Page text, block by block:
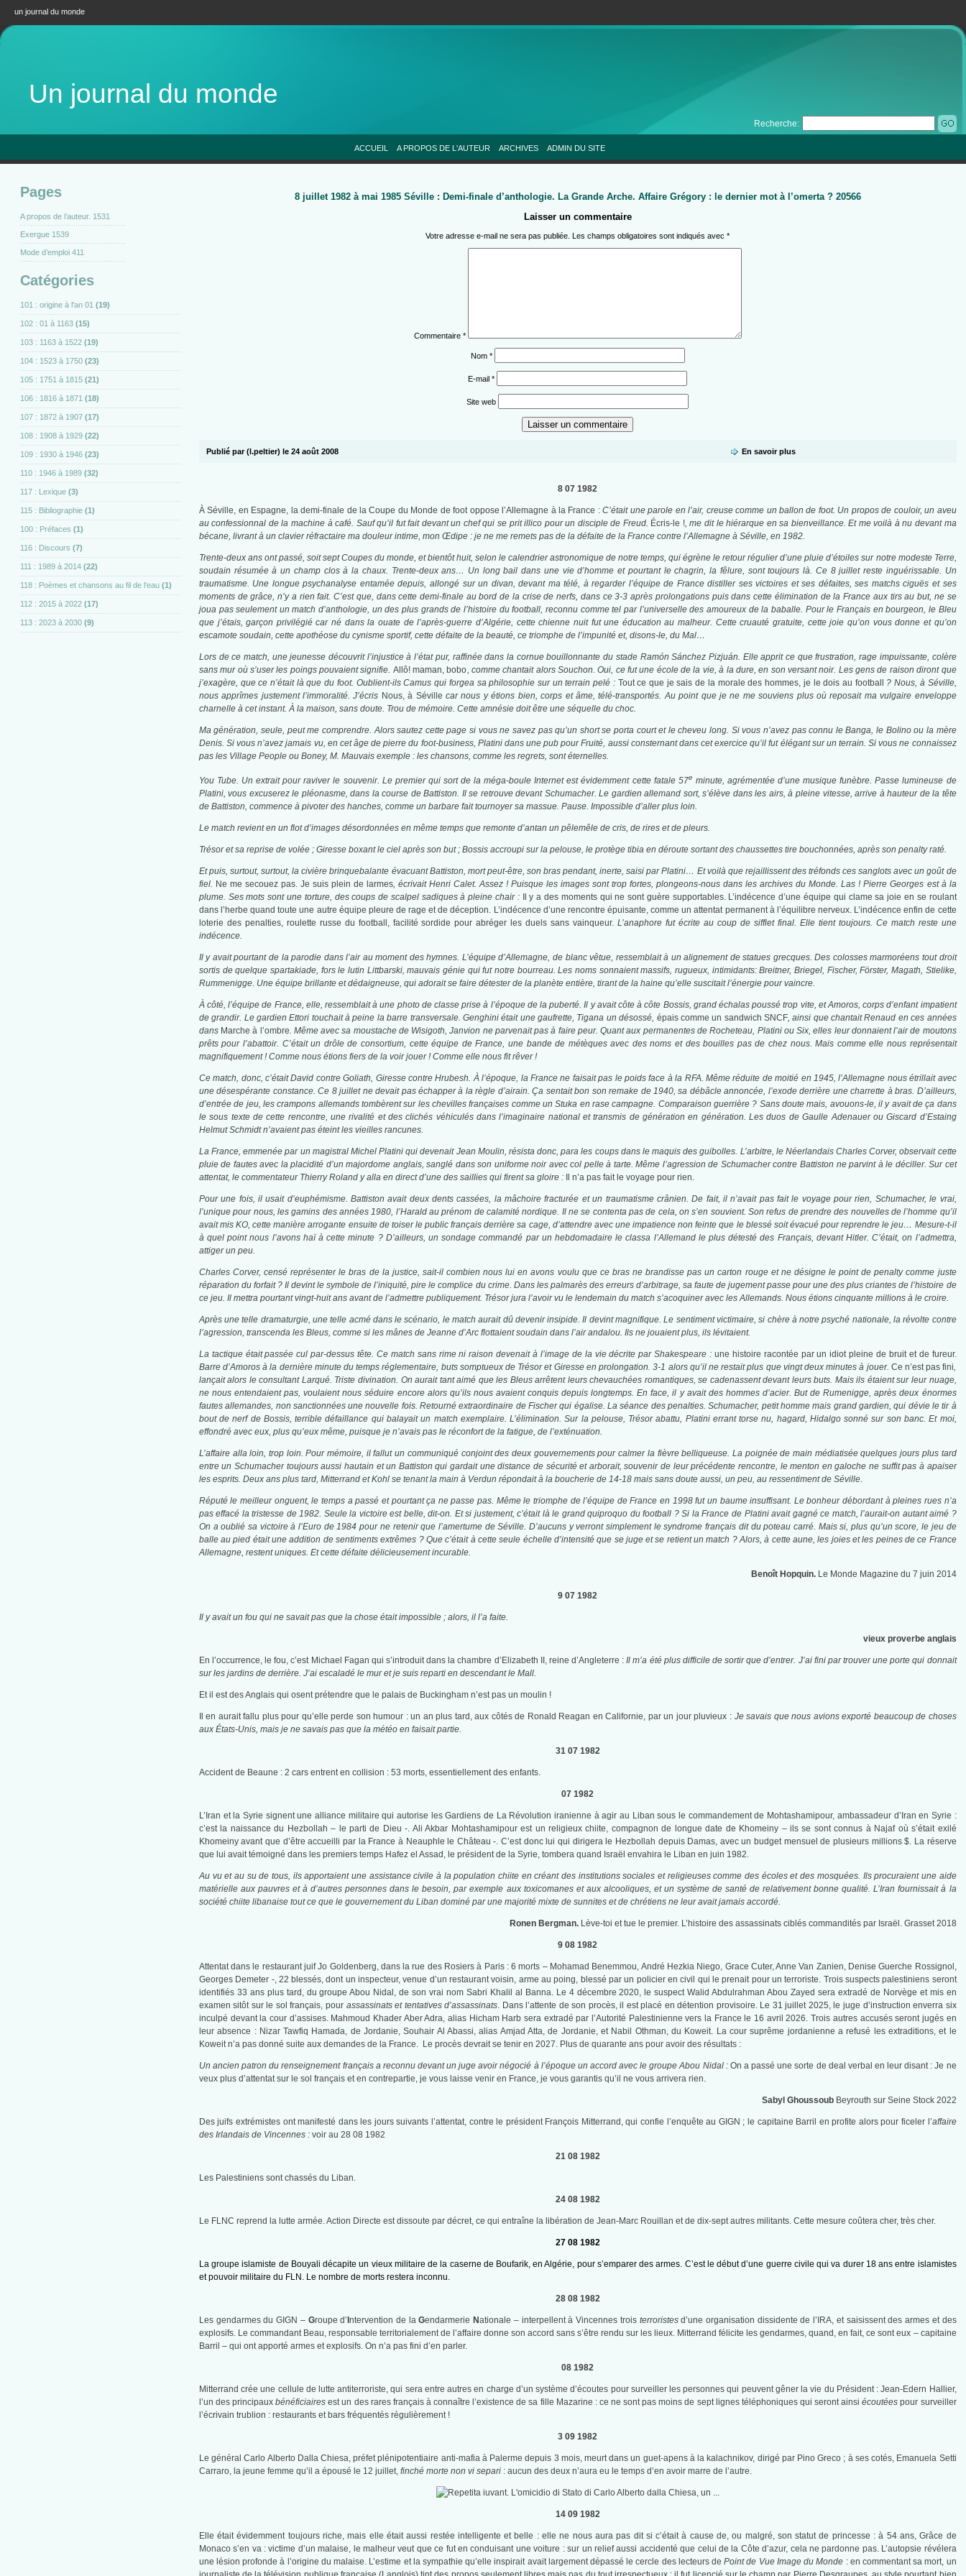
un journal du monde
Un journal du monde
Recherche:
ACCUEIL A PROPOS DE L'AUTEUR ARCHIVES ADMIN DU SITE
Pages
A propos de l’auteur. 1531
Exergue 1539
Mode d’emploi 411
Catégories
101 : origine à l'an 01 (19)
102 : 01 à 1163 (15)
103 : 1163 à 1522 (19)
104 : 1523 à 1750 (23)
105 : 1751 à 1815 (21)
106 : 1816 à 1871 (18)
107 : 1872 à 1907 (17)
108 : 1908 à 1929 (22)
109 : 1930 à 1946 (23)
110 : 1946 à 1989 (32)
117 : Lexique (3)
115 : Bibliographie (1)
100 : Préfaces (1)
116 : Discours (7)
111 : 1989 à 2014 (22)
118 : Poèmes et chansons au fil de l'eau (1)
112 : 2015 à 2022 (17)
113 : 2023 à 2030 (9)
8 juillet 1982 à mai 1985 Séville : Demi-finale d’anthologie. La Grande Arche. Affaire Grégory : le dernier mot à l’omerta ? 20566
Laisser un commentaire
Votre adresse e-mail ne sera pas publiée. Les champs obligatoires sont indiqués avec*
Commentaire *
Nom *
E-mail*
Site web
Publié par (l.peltier) le 24 août 2008 En savoir plus
8 07 1982
À Séville, en Espagne, la demi-finale de la Coupe du Monde de foot oppose l’Allemagne à la France :C’était une parole en l’air, creuse comme un ballon de foot. Un propos de couloir, un aveu
au confessionnal de la machine à café. Sauf qu’il fut fait devant un chef qui se prit illico pour un disciple de Freud. Écris-le !, me dit le hiérarque en sa bienveillance. Et me voilà à nu devant ma
bécane, livrant à un clavier réfractaire ma douleur intime, mon Œdipe : je ne me remets pas de la défaite de la France contre l’Allemagne à Séville, en 1982.
Trente-deux ans ont passé, soit sept Coupes du monde, et bientôt huit, selon le calendrier astronomique de notre temps, qui égrène le retour régulier d’une pluie d’étoiles sur notre modeste Terre,
soudain résumée à un champ clos à la chaux. Trente-deux ans… Un long bail dans une vie d’homme et pourtant le chagrin, la fêlure, sont toujours là. Ce 8 juillet reste inguérissable. Un
traumatisme. Une longue psychanalyse entamée depuis, allongé sur un divan, devant ma télé, à regarder l’équipe de France distiller ses victoires et ses défaites, ses matchs ciguës et ses
moments de grâce, n’y a rien fait. C’est que, dans cette demi-finale au bord de la crise de nerfs, dans ce 3-3 après prolongations puis dans cette élimination de la France aux tirs au but, ne se
joua pas seulement un match d’anthologie, un des plus grands de l’histoire du football, reconnu comme tel par l’universelle des amoureux de la baballe. Pour le Français en bourgeon, le Bleu
que j’étais, garçon privilégié car né dans la ouate de l’après-guerre d’Algérie, cette chienne nuit fut une éducation au malheur. Cette cruauté gratuite, cette joie qu’on vous donne et qu’on
escamote soudain, cette apothéose du cynisme sportif, cette défaite de la beauté, ce triomphe de l’impunité et, disons-le, du Mal…
Lors de ce match, une jeunesse découvrit l’injustice à l’état pur, raffinée dans la cornue bouillonnante du stade Ramón Sánchez Pizjuán. Elle apprit ce que frustration, rage impuissante, colère
sans mur où s’user les poings pouvaient signifie. Allô! maman, bobo, comme chantait alors Souchon. Oui, ce fut une école de la vie, à la dure, en son versant noir. Les gens de raison diront que
j’exagère, que ce n’était là que du foot. Oublient-ils Camus qui forgea sa philosophie sur un terrain pelé : Tout ce que je sais de la morale des hommes, je le dois au football
? Nous, à Séville,
nous apprîmes justement l’immoralité. J’écris Nous, à Séville car nous y étions bien, corps et âme, télé-transportés. Au point que je ne me souviens plus où reposait ma vulgaire enveloppe
charnelle à cet instant. À la maison, sans doute. Trou de mémoire. Cette amnésie doit être une séquelle du choc.
Ma génération, seule, peut me comprendre. Alors sautez cette page si vous ne savez pas qu’un short se porta court et le cheveu long. Si vous n’avez pas connu le Banga, le Bolino ou la mère
Denis. Si vous n’avez jamais vu, en cet âge de pierre du foot-business, Platini dans une pub pour Fruité, aussi consternant dans cet exercice qu’il fut élégant sur un terrain. Si vous ne connaissez
pas les Village People ou Boney, M. Mauvais exemple : les chansons, comme les regrets, sont éternelles.
You Tube. Un extrait pour raviver le souvenir. Le premier qui sort de la méga-boule Internet est évidemment cette fatale 57eminute, agrémentée d’une musique funèbre. Passe lumineuse de
Platini, vous excuserez le pléonasme, dans la course de Battiston. Il se retrouve devant Schumacher. Le gardien allemand sort, s’élève dans les airs, à pleine vitesse, arrive à hauteur de la tête
de Battiston, commence à pivoter des hanches, comme un barbare fait tournoyer sa massue. Pause. Impossible d’aller plus loin.
Le match revient en un flot d’images désordonnées en même temps que remonte d’antan un pêlemêle de cris, de rires et de pleurs.
Trésor et sa reprise de volée ; Giresse boxant le ciel après son but ; Bossis accroupi sur la pelouse, le protège tibia en déroute sortant des chaussettes tire bouchonnées, après son penalty raté.
Et puis, surtout, surtout, la civière brinquebalante évacuant Battiston, mort peut-être, son bras pendant, inerte, saisi par Platini… Et voilà que rejaillissent des tréfonds ces sanglots avec un goût de
fiel. Ne me secouez pas. Je suis plein de larmes, écrivait Henri Calet. Assez ! Puisque les images sont trop fortes, plongeons-nous dans les archives du Monde. Las ! Pierre Georges est à la
plume. Ses mots sont une torture, des coups de scalpel sadiques à pleine chair :
Il y a des moments qui ne sont guère supportables. L’indécence d’une équipe qui clame sa joie en se roulant
dans l’herbe quand toute une autre équipe pleure de rage et de déception. L’indécence d’une rencontre épuisante, comme un attentat permanent à l’équilibre nerveux. L’indécence enfin de cette
loterie des penalties, roulette russe du football, facilité sordide pour abréger les duels sans vainqueur.L’anaphore fut écrite au coup de sifflet final. Elle tient toujours. Ce match reste une
indécence.
Il y avait pourtant de la parodie dans l’air au moment des hymnes. L’équipe d’Allemagne, de blanc vêtue, ressemblait à un alignement de statues grecques. Des colosses marmoréens tout droit
sortis de quelque spartakiade, fors le lutin Littbarski, mauvais génie qui fut notre bourreau. Les noms sonnaient massifs, rugueux, intimidants: Breitner, Briegel, Fischer, Förster, Magath, Stielike,
Rummenigge. Une équipe brillante et dédaigneuse, qui adorait se faire détester de la planète entière, tirant de la haine qu’elle suscitait l’énergie pour vaincre.
À côté, l’équipe de France, elle, ressemblait à une photo de classe prise à l’époque de la puberté. Il y avait côte à côte Bossis, grand échalas poussé trop vite, et Amoros, corps d’enfant impatient
de grandir. Le gardien Ettori touchait à peine la barre transversale. Genghini était une gaufrette, Tigana un désossé, épais comme un sandwich SNCF, ainsi que chantait Renaud en ces années
dans Marche à l’ombre. Même avec sa moustache de Wisigoth, Janvion ne parvenait pas à faire peur. Quant aux permanentes de Rocheteau, Platini ou Six, elles leur donnaient l’air de moutons
prêts pour l’abattoir. C’était un drôle de consortium, cette équipe de France, une bande de métèques avec des noms et des bouilles pas de chez nous. Mais comme elle nous représentait
magnifiquement ! Comme nous étions fiers de la voir jouer ! Comme elle nous fit rêver !
Ce match, donc, c’était David contre Goliath, Giresse contre Hrubesh. À l’époque, la France ne faisait pas le poids face à la RFA. Même réduite de moitié en 1945, l’Allemagne nous étrillait avec
une désespérante constance. Ce 8 juillet ne devait pas échapper à la règle d’airain. Ça sentait bon son remake de 1940, sa débâcle annoncée, l’exode derrière une charrette à bras. D’ailleurs,
d’entrée de jeu, les crampons allemands tombèrent sur les chevilles françaises comme un Stuka en rase campagne. Comparaison guerrière ? Sans doute mais, avouons-le, il y avait de ça dans
le sous texte de cette rencontre, une rivalité et des clichés véhiculés dans l’imaginaire national et transmis de génération en génération. Les duos de Gaulle Adenauer ou Giscard d’Estaing
Helmut Schmidt n’avaient pas éteint les vieilles rancunes.
La France, emmenée par un magistral Michel Platini qui devenait Jean Moulin, résista donc, para les coups dans le maquis des guibolles. L’arbitre, le Néerlandais Charles Corver, observait cette
pluie de fautes avec la placidité d’un majordome anglais, sanglé dans son uniforme noir avec col pelle à tarte. Même l’agression de Schumacher contre Battiston ne parvint à le déciller. Sur cet
attentat, le commentateur Thierry Roland y alla en direct d’une des saillies qui firent sa gloire :Il n’a pas fait le voyage pour rien.
Pour une fois, il usait d’euphémisme. Battiston avait deux dents cassées, la mâchoire fracturée et un traumatisme crânien. De fait, il n’avait pas fait le voyage pour rien, Schumacher, le vrai,
l’unique pour nous, les gamins des années 1980, l’Harald au prénom de calamité nordique. Il ne se contenta pas de cela, on s’en souvient. Son refus de prendre des nouvelles de l’homme qu’il
avait mis KO, cette manière arrogante ensuite de toiser le public français derrière sa cage, d’attendre avec une impatience non feinte que le blessé soit évacué pour reprendre le jeu… Mesure-t-il
à quel point nous l’avons haï à cette minute ? D’ailleurs, un sondage commandé par un hebdomadaire le classa l’Allemand le plus détesté des Français, devant Hitler. C’était, on l’admettra,
attiger un peu.
Charles Corver, censé représenter le bras de la justice, sait-il combien nous lui en avons voulu que ce bras ne brandisse pas un carton rouge et ne désigne le point de penalty comme juste
réparation du forfait ? Il devint le symbole de l’iniquité, pire le complice du crime. Dans les palmarès des erreurs d’arbitrage, sa faute de jugement passe pour une des plus criantes de l’histoire de
ce jeu. Il mettra pourtant vingt-huit ans avant de l’admettre publiquement. Trésor jura l’avoir vu le lendemain du match s’acoquiner avec les Allemands. Nous étions cinquante millions à le croire.
Après une telle dramaturgie, une telle acmé dans le scénario, le match aurait dû devenir insipide. Il devint magnifique. Le sentiment victimaire, si chère à notre psyché nationale, la révolte contre
l’agression, transcenda les Bleus, comme si les mânes de Jeanne d’Arc flottaient soudain dans l’air andalou. Ils ne jouaient plus, ils lévitaient.
La tactique était passée cul par-dessus tête. Ce match sans rime ni raison devenait à l’image de la vie décrite par Shakespeare : une histoire racontée par un idiot pleine de bruit et de fureur.
Barre d’Amoros à la dernière minute du temps réglementaire, buts somptueux de Trésor et Giresse en prolongation. 3-1 alors qu’il ne restait plus que vingt deux minutes à jouer. Ce n’est pas fini,
lançait alors le consultant Larqué. Triste divination. On aurait tant aimé que les Bleus arrêtent leurs chevauchées romantiques, se cadenassent devant leurs buts. Mais ils étaient sur leur nuage,
ne nous entendaient pas, voulaient nous séduire encore alors qu’ils nous avaient conquis depuis longtemps. En face, il y avait des hommes d’acier. But de Rumenigge, après deux énormes
fautes allemandes, non sanctionnées une nouvelle fois. Retourné extraordinaire de Fischer qui égalise. La séance des penalties. Schumacher, petit homme mais grand gardien, qui dévie le tir à
bout de nerf de Bossis, terrible défaillance qui balayait un match exemplaire. L’élimination. Sur la pelouse, Trésor abattu, Platini errant torse nu, hagard, Hidalgo sonné sur son banc. Et moi,
effondré avec eux, plus qu’eux même, puisque je n’avais pas le réconfort de la fatigue, de l’exténuation.
L’affaire alla loin, trop loin. Pour mémoire, il fallut un communiqué conjoint des deux gouvernements pour calmer la fièvre belliqueuse. La poignée de main médiatisée quelques jours plus tard
entre un Schumacher toujours aussi hautain et un Battiston qui gardait une distance de sécurité et arborait, souvenir de leur précédente rencontre, le menton en galoche ne suffit pas à apaiser
les esprits. Deux ans plus tard, Mitterrand et Kohl se tenant la main à Verdun répondait à la boucherie de 14-18 mais sans doute aussi, un peu, au ressentiment de Séville.
Réputé le meilleur onguent, le temps a passé et pourtant ça ne passe pas. Même le triomphe de l’équipe de France en 1998 fut un baume insuffisant. Le bonheur débordant à pleines rues n’a
pas effacé la tristesse de 1982. Seule la victoire est belle, dit-on. Et si justement, c’était là le grand quiproquo du football ? Si la France de Platini avait gagné ce match, l’aurait-on autant aimé ?
On a oublié sa victoire à l’Euro de 1984 pour ne retenir que l’amertume de Séville. D’aucuns y verront simplement le syndrome français dit du poteau carré. Mais si, plus qu’un score, le jeu de
balle au pied était une addition de sentiments extrêmes ? Que c’était à cette seule échelle d’intensité que se juge et se retient un match ? Alors, à cette aune, les joies et les peines de ce France
Allemagne, restent uniques. Et cette défaite délicieusement incurable.
Benoît Hopquin. Le Monde Magazine du 7 juin 2014
9 07 1982
Il y avait un fou qui ne savait pas que la chose était impossible ; alors, il l’a faite.
vieux proverbe anglais
En l’occurrence, le fou, c’est Michael Fagan qui s’introduit dans la chambre d’Elizabeth II, reine d’Angleterre :Il m’a été plus difficile de sortir que d’entrer. J’ai fini par trouver une porte qui donnait
sur les jardins de derrière. J’ai escaladé le mur et je suis reparti en descendant le Mall.
Et il est des Anglais qui osent prétendre que le palais de Buckingham n’est pas un moulin !
Il en aurait fallu plus pour qu’elle perde son humour : un an plus tard, aux côtés de Ronald Reagan en Californie, par un jour pluvieux : Je savais que nous avions exporté beaucoup de choses
aux États-Unis, mais je ne savais pas que la météo en faisait partie.
31 07 1982
Accident de Beaune : 2 cars entrent en collision : 53 morts, essentiellement des enfants.
07 1982
L’Iran et la Syrie signent une alliance militaire qui autorise les Gardiens de La Révolution iranienne à agir au Liban sous le commandement de Mohtashamipour, ambassadeur d’Iran en Syrie :
c’est la naissance du Hezbollah – le parti de Dieu -. Ali Akbar Mohtashamipour est un religieux chiite, compagnon de longue date de Khomeiny – ils se sont connus à Najaf où s’était exilé
Khomeiny avant que d’être accueilli par la France à Neauphle le Château -. C’est donc lui qui dirigera le Hezbollah depuis Damas, avec un budget mensuel de plusieurs millions $. La réserve
que lui avait témoigné dans les premiers temps Hafez el Assad, le président de la Syrie, tombera quand Israël envahira le Liban en juin 1982.
Au vu et au su de tous, ils apportaient une assistance civile à la population chiite en créant des institutions sociales et religieuses comme des écoles et des mosquées. Ils procuraient une aide
matérielle aux pauvres et à d’autres personnes dans le besoin, par exemple aux toxicomanes et aux alcooliques, et un système de santé de relativement bonne qualité. L’Iran fournissait à la
société chiite libanaise tout ce que le gouvernement du Liban dominé par une majorité mixte de sunnites et de chrétiens ne leur avait jamais accordé.
Ronen Bergman. Lève-toi et tue le premier. L’histoire des assassinats ciblés commandités par Israël. Grasset 2018
9 08 1982
Attentat dans le restaurant juif Jo Goldenberg, dans la rue des Rosiers à Paris : 6 morts – Mohamad Benemmou, André Hezkia Niego, Grace Cuter, Anne Van Zanien, Denise Guerche Rossignol,
Georges Demeter -, 22 blessés, dont un inspecteur, venue d’un restaurant voisin, arme au poing, blessé par un policier en civil qui le prenait pour un terroriste. Trois suspects palestiniens seront
identifiés 33 ans plus tard, du groupe Abou Nidal, de son vrai nom Sabri Khalil al Banna. Le 4 décembre 2020, le suspect Walid Abdulrahman Abou Zayed sera extradé de Norvège et mis en
examen sitôt sur le sol français, pour assassinats et tentatives d’assassinats. Dans l’attente de son procès, il est placé en détention provisoire. Le 31 juillet 2025, le juge d’instruction enverra six
inculpé devant la cour d’assises. Mahmoud Khader Aber Adra, alias Hicham Harb sera extradé par l’Autorité Palestinienne vers la France le 16 avril 2026. Trois autres accusés seront jugés en
leur absence : Nizar Tawfiq Hamada, de Jordanie, Souhair Al Abassi, alias Amjad Atta, de Jordanie, et Nabil Othman, du Koweit. La cour suprême jordanienne a refusé les extraditions, et le
Koweit n’a pas donné suite aux demandes de la France. Le procès devrait se tenir en 2027. Plus de quarante ans pour avoir des résultats :
Un ancien patron du renseignement français a reconnu devant un juge avoir négocié à l’époque un accord avec le groupe Abou Nidal : On a passé une sorte de deal verbal en leur disant : Je ne
veux plus d’attentat sur le sol français et en contrepartie, je vous laisse venir en France, je vous garantis qu’il ne vous arrivera rien.
Sabyl GhoussoubBeyrouth sur Seine Stock 2022
Des juifs extrémistes ont manifesté dans les jours suivants l’attentat, contre le président François Mitterrand, qui confie l’enquête au GIGN ; le capitaine Barril en profite alors pour ficeler l’affaire
des Irlandais de Vincennes : voir au 28 08 1982
21 08 1982
Les Palestiniens sont chassés du Liban.
24 08 1982
Le FLNC reprend la lutte armée. Action Directe est dissoute par décret, ce qui entraîne la libération de Jean-Marc Rouillan et de dix-sept autres militants. Cette mesure coûtera cher, très cher.
27 08 1982
La groupe islamiste de Bouyali décapite un vieux militaire de la caserne de Boufarik, en Algérie, pour s’emparer des armes. C’est le début d’une guerre civile qui va durer 18 ans entre islamistes
et pouvoir militaire du FLN. Le nombre de morts restera inconnu.
28 08 1982
Les gendarmes du GIGN – Groupe d’ Intervention de laGendarmerie Nationale – interpellent à Vincennes trois terroristesd’une organisation dissidente de l’IRA, et saisissent des armes et des
explosifs. Le commandant Beau, responsable territorialement de l’affaire donne son accord sans s’être rendu sur les lieux. Mitterrand félicite les gendarmes, quand, en fait, ce sont eux – capitaine
Barril – qui ont apporté armes et explosifs. On n’a pas fini d’en parler.
08 1982
Mitterrand crée une cellule de lutte antiterroriste, qui sera entre autres en charge d’un système d’écoutes pour surveiller les personnes qui peuvent gêner la vie du Président : Jean-Edern Hallier,
l’un des principauxbénéficiaires est un des rares français à connaître l’existence de sa fille Mazarine : ce ne sont pas moins de sept lignes téléphoniques qui seront ainsiécoutées pour surveiller
l’écrivain trublion : restaurants et bars fréquentés régulièrement !
3 09 1982
Le général Carlo Alberto Dalla Chiesa, préfet plénipotentiaire anti-mafia à Palerme depuis 3 mois, meurt dans un guet-apens à la kalachnikov, dirigé par Pino Greco ; à ses cotés, Emanuela Setti
Carraro, la jeune femme qu’il a épousé le 12 juillet, finché morte non vi separi : aucun des deux n’aura eu le temps d’en avoir marre de l’autre.
14 09 1982
Elle était évidemment toujours riche, mais elle était aussi restée intelligente et belle : elle ne nous aura pas dit si c’était à cause de, ou malgré, son statut de princesse : à 54 ans, Grâce de
Monaco s’en va : victime d’un malaise, le malheur veut que ce fut en conduisant une voiture : sur un relief aussi accidenté que celui de la Côte d’azur, cela ne pardonne pas. L’autopsie révélera
une lésion profonde à l’origine du malaise. L’estime et la sympathie qu’elle inspirait avait largement dépassé le cercle des lecteurs dePoint de Vue Image du Monde : en commentant sa mort, un